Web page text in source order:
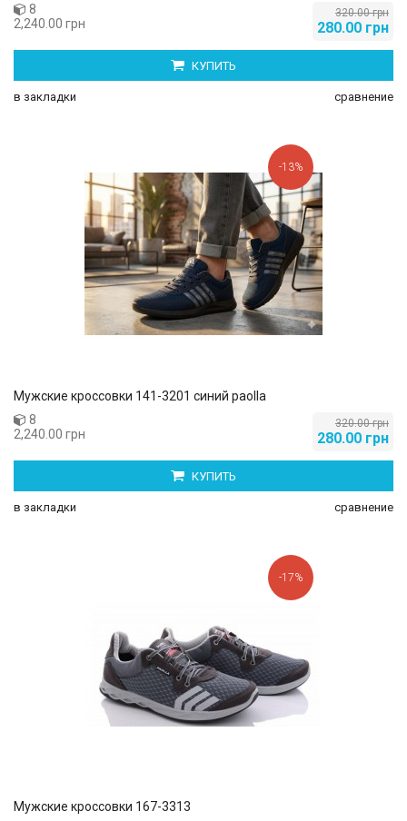
320.00 грн
280.00 грн
8
2,240.00 грн
КУПИТЬ
в закладки сравнение
-13%
Мужские кроссовки 141-3201 cиний paolla
320.00 грн
280.00 грн
8
2,240.00 грн
КУПИТЬ
в закладки сравнение
-17%
Мужские кроссовки 167-3313